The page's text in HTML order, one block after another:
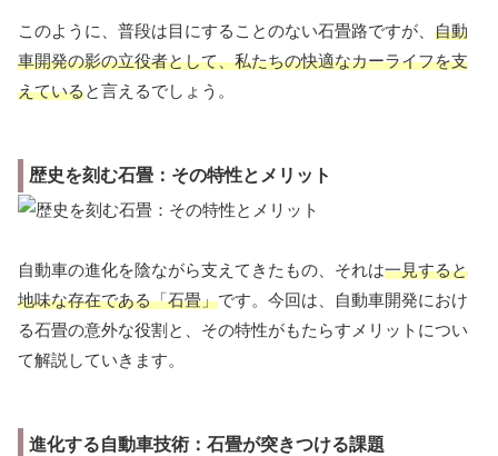
このように、普段は目にすることのない石畳路ですが、 自動
車開発の影の立役者として、私たちの快適なカーライフを支
えていると言えるでしょう。
歴史を刻む石畳：その特性とメリット
自動車の進化を陰ながら支えてきたもの、それは一見すると
地味な存在である「石畳」です。今回は、自動車開発におけ
る石畳の意外な役割と、その特性がもたらすメリットについ
て解説していきます。
進化する自動車技術：石畳が突きつける課題